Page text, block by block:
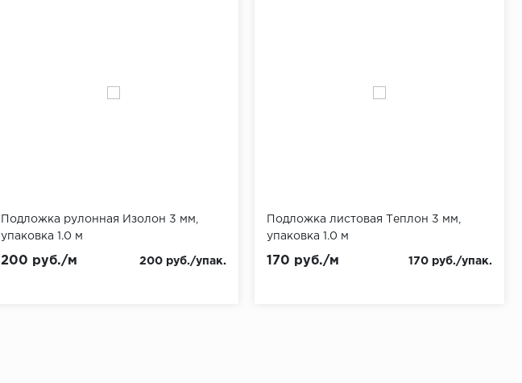
Подложка рулонная Изолон 3 мм,
упаковка 1.0 м
200 руб./м 200 руб./упак.
Подложка листовая Теплон 3 мм,
упаковка 1.0 м
170 руб./м 170 руб./упак.